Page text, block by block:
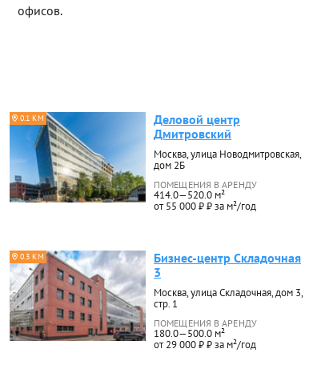
офисов.
0.1 КМ
Деловой центр
Дмитровский
Москва, улица Новодмитровская,
дом 2Б
ПОМЕЩЕНИЯ В АРЕНДУ
414.0—520.0 м²
от 55 000 ₽ ₽ за м²/год
0.3 КМ
Бизнес-центр Складочная
3
Москва, улица Складочная, дом 3,
стр. 1
ПОМЕЩЕНИЯ В АРЕНДУ
180.0—500.0 м²
от 29 000 ₽ ₽ за м²/год